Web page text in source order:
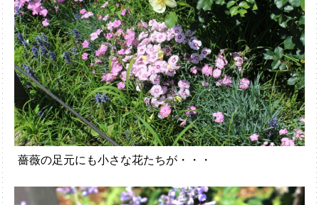
薔薇の足元にも小さな花たちが・・・